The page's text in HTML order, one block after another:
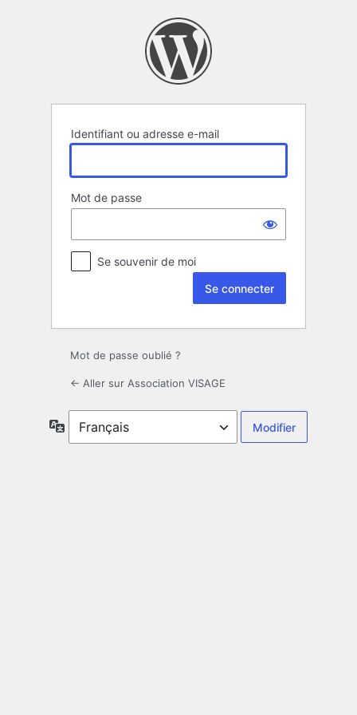
Identifiant ou adresse e-mail
Mot de passe
Se souvenir de moi
Mot de passe oublié ?
← Aller sur Association VISAGE
Langue